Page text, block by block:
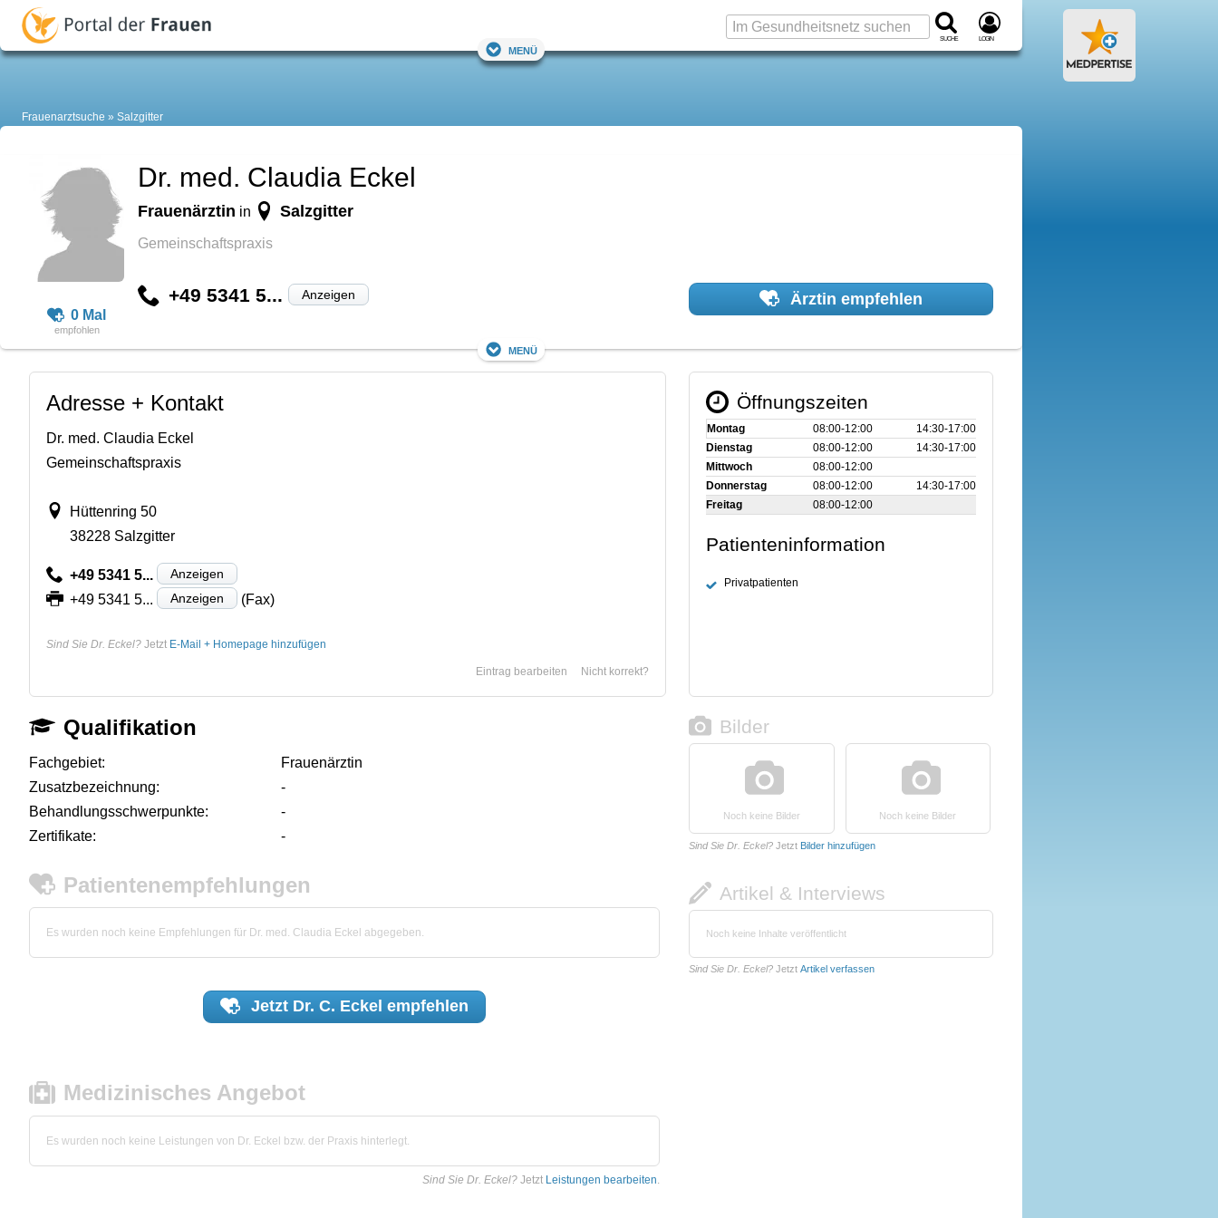
Suche Login
Menü
Frauenarztsuche Salzgitter
0 Mal
Dr. med. Claudia Eckel
Frauenärztin in Salzgitter
Gemeinschaftspraxis
+49 5341 5... Anzeigen Ärztin empfehlen
Menü
Adresse + Kontakt
Dr. med. Claudia Eckel
Gemeinschaftspraxis
Hüttenring 50
38228 Salzgitter
+49 5341 5... Anzeigen
+49 5341 5... Anzeigen (Fax)
Sind Sie Dr. Eckel? Jetzt E-Mail + Homepage hinzufügen
Nicht korrekt?
Eintrag bearbeiten
Öffnungszeiten
Montag 08:00‑12:00
14:30‑17:00
Dienstag
08:00‑12:00
14:30‑17:00
Mittwoch
08:00‑12:00
Donnerstag
08:00‑12:00
14:30‑17:00
Freitag
08:00‑12:00
Patienteninformation
Privatpatienten
Qualifikation
Fachgebiet:
Frauenärztin
Zusatzbezeichnung:
-
Behandlungsschwerpunkte:
-
Zertifikate:
-
Patientenempfehlungen
Es wurden noch keine Empfehlungen für Dr. med. Claudia Eckel abgegeben.
Jetzt Dr. C. Eckel empfehlen
Medizinisches Angebot
Es wurden noch keine Leistungen von Dr. Eckel bzw. der Praxis hinterlegt.
Sind Sie Dr. Eckel? Jetzt Leistungen bearbeiten.
Bilder
Noch keine Bilder Noch keine Bilder
Sind Sie Dr. Eckel? Jetzt Bilder hinzufügen
Artikel & Interviews
Noch keine Inhalte veröffentlicht
Sind Sie Dr. Eckel? Jetzt Artikel verfassen